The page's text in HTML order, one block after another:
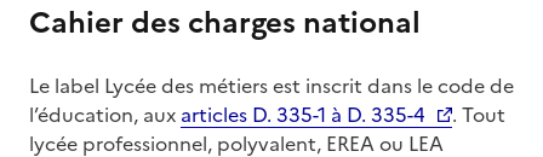
Cahier des charges national
Le label Lycée des métiers est inscrit dans le code de
l’éducation, aux articles D. 335-1 à D. 335-4
. Tout
lycée professionnel, polyvalent, EREA ou LEA